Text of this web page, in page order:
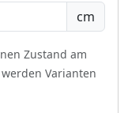
cm
Zustand am
Varianten